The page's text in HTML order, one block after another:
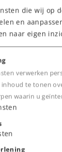
gegraveerde
die wij op
en
naar eigen
verwerken
inhoud te tonen
waarin u